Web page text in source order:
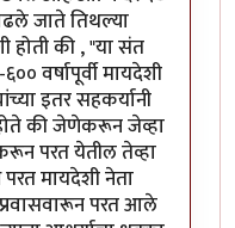
जाते तिथल्या
होती की , "या संत
वर्षापूर्वी मायदेशी
इतर सहकर्यानी
की जेणेकरून जेव्हा
परत येतील तेव्हा
मायदेशी नेता
परत आले